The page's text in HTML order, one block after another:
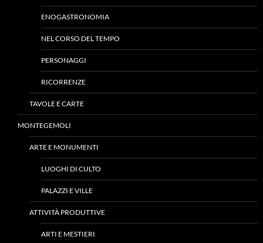
ENOGASTRONOMIA
NEL CORSO DEL TEMPO
PERSONAGGI
RICORRENZE
TAVOLE E CARTE
MONTEGEMOLI
ARTE E MONUMENTI
LUOGHI DI CULTO
PALAZZI E VILLE
ATTIVITÀ PRODUTTIVE
ARTI E MESTIERI